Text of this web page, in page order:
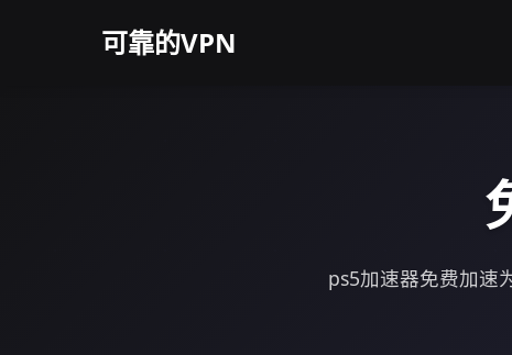
可靠的VPN
ps5加速器免费加速